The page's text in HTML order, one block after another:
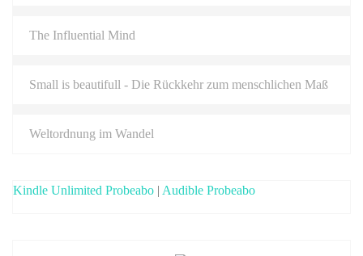
The Influential Mind
Small is beautifull - Die Rückkehr zum menschlichen Maß
Weltordnung im Wandel
Kindle Unlimited Probeabo | Audible Probeabo